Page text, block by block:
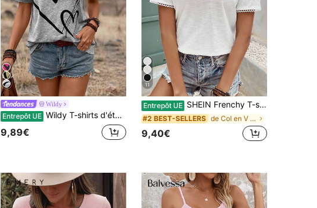
Wildy
Entrepôt UE Wildy T-shirts d'été pour femmes avec épaules dénudées, imprimé de cœur et de musique pour festivals de musique, couleur grise
9,89€
11
Entrepôt UE SHEIN Frenchy T-shirt col V avec bordure en dentelle contrastante et broderie en forme de cœur
#2 BEST-SELLERS de Col en V Hauts, chemisiers et t-shirts pour fem
9,40€